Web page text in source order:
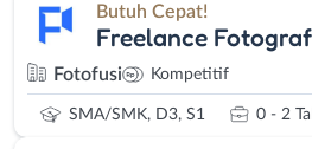
Butuh Cepat!
Freelance
Fotofusi Kompetitif
SMA/SMK, D3, S1 0 - 2